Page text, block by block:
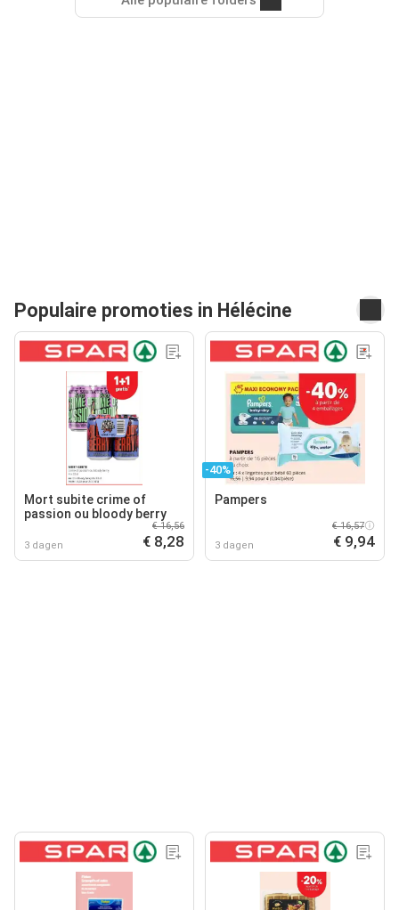
Populaire promoties in Hélécine
Mort subite crime of
passion ou bloody berry
3 dagen
€ 16,56
€ 8,28
-40%
Pampers
3 dagen
€ 16,57
€ 9,94